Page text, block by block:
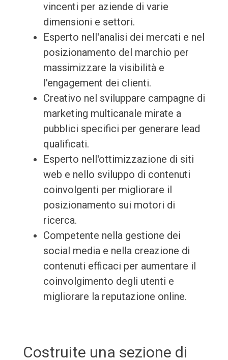
vincenti per aziende di varie
dimensioni e settori.
Esperto nell'analisi dei mercati e nel
posizionamento del marchio per
massimizzare la visibilità e
l'engagement dei clienti.
Creativo nel sviluppare campagne di
marketing multicanale mirate a
pubblici specifici per generare lead
qualificati.
Esperto nell'ottimizzazione di siti
web e nello sviluppo di contenuti
coinvolgenti per migliorare il
posizionamento sui motori di
ricerca.
Competente nella gestione dei
social media e nella creazione di
contenuti efficaci per aumentare il
coinvolgimento degli utenti e
migliorare la reputazione online.
Costruite una sezione di